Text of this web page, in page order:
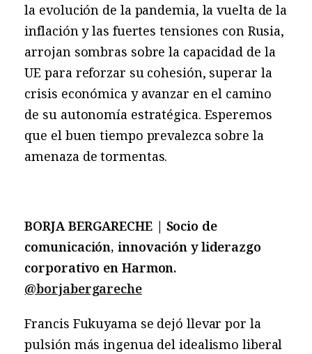
la evolución de la pandemia, la vuelta de la
inflación y las fuertes tensiones con Rusia,
arrojan sombras sobre la capacidad de la
UE para reforzar su cohesión, superar la
crisis económica y avanzar en el camino
de su autonomía estratégica. Esperemos
que el buen tiempo prevalezca sobre la
amenaza de tormentas.
BORJA BERGARECHE | Socio de
comunicación, innovación y liderazgo
corporativo en Harmon.
@borjabergareche
Francis Fukuyama se dejó llevar por la
pulsión más ingenua del idealismo liberal